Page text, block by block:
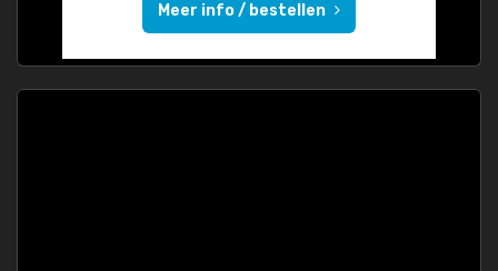
Meer info / bestellen